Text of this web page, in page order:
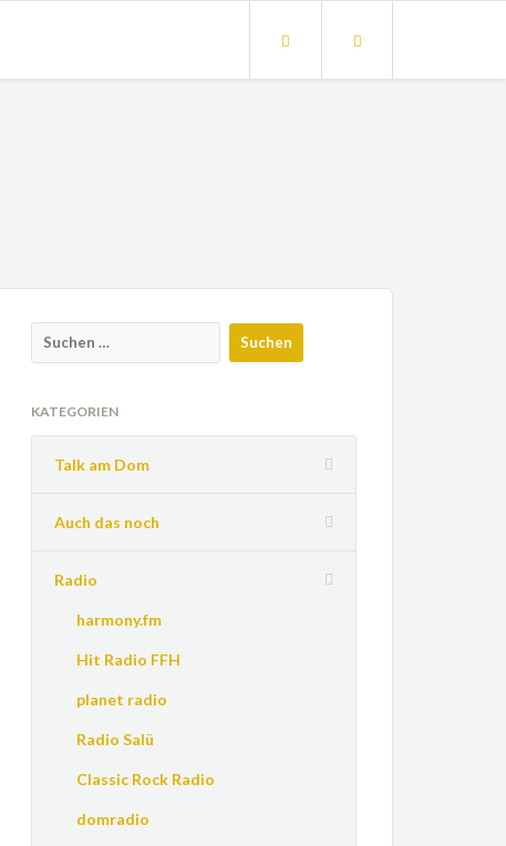
KATEGORIEN
Talk am Dom
Auch das noch
Radio
harmony.fm
Hit Radio FFH
planet radio
Radio Salü
Classic Rock Radio
domradio